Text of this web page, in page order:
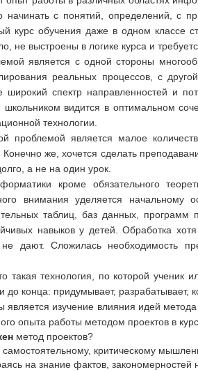
начинать с понятий, определений, с
курс обучения даже в одном классе
не выстроены в логике курса и
является с одной стороны
реальных процессов, с
спектр направленностей и
видится в оптимальном
технологии.
проблемой является малое
Конечно же, хочется сделать
а не на один урок.
кроме обязательного
внимания уделяется начальному
таблиц, баз данных, программ
навыков у детей. Обработка
не дают. Сложилась необходимость
такая технология, по которой ученик
до конца: придумывает,
является изучение влияния идей
опыта работы методом проектов в
метод проектов?
самостоятельному, критическому
на знание фактов,